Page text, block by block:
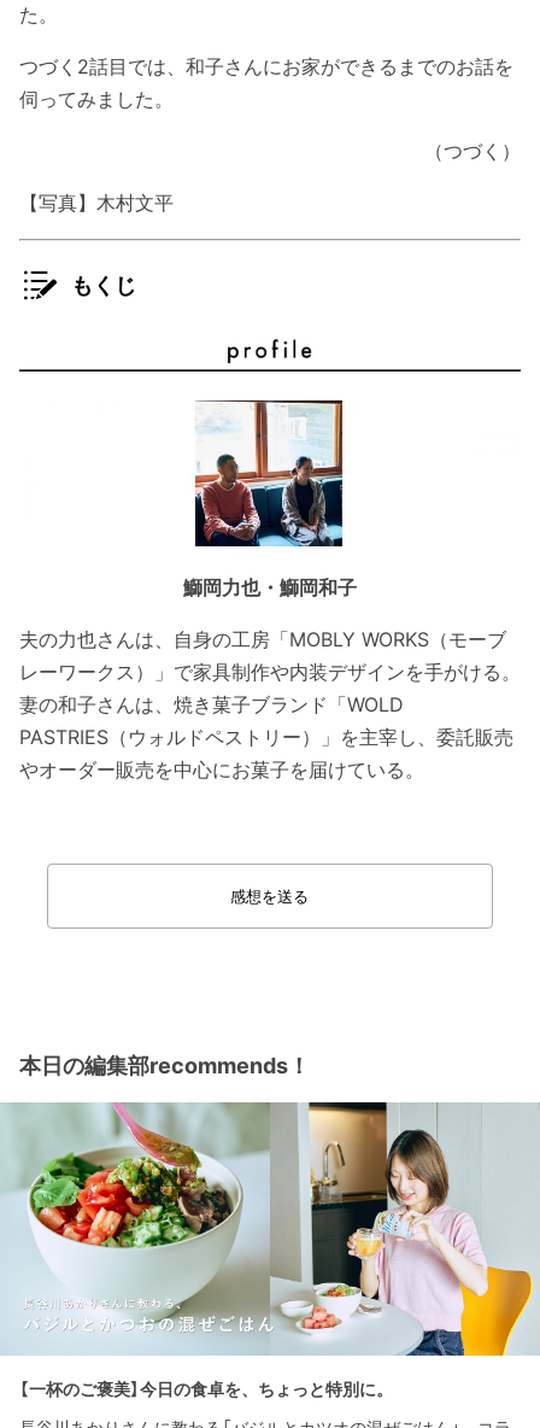
た。
つづく2話目では、和子さんにお家ができるまでのお話を
伺ってみました。
（つづく）
【写真】木村文平
もくじ
鰤岡力也・鰤岡和子
夫の力也さんは、自身の工房「MOBLY WORKS（モーブ
レーワークス）」で家具制作や内装デザインを手がける。
妻の和子さんは、焼き菓子ブランド「WOLD
PASTRIES（ウォルドペストリー）」を主宰し、委託販売
やオーダー販売を中心にお菓子を届けている。
感想を送る
本日の編集部recommends！
【一杯のご褒美】今日の食卓を、ちょっと特別に。